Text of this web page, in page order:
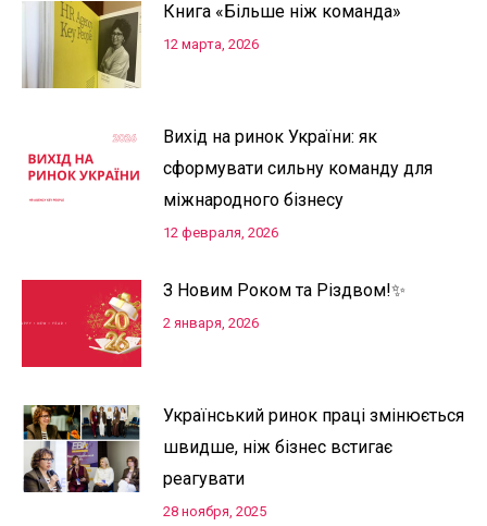
Книга «Більше ніж команда»
12 марта, 2026
Вихід на ринок України: як
сформувати сильну команду для
міжнародного бізнесу
12 февраля, 2026
З Новим Роком та Різдвом!✨
2 января, 2026
Український ринок праці змінюється
швидше, ніж бізнес встигає
реагувати
28 ноября, 2025